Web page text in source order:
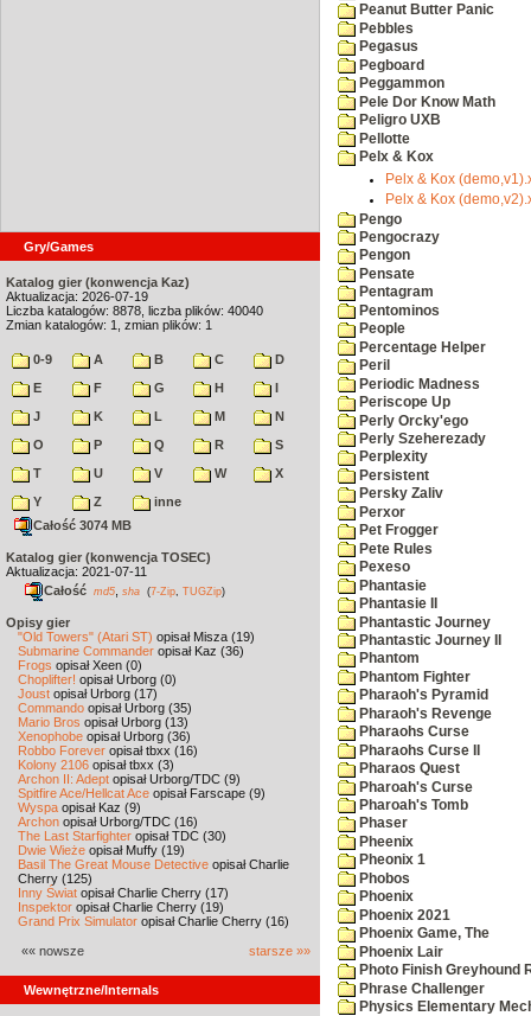
Gry/Games
Katalog gier (konwencja Kaz)
Aktualizacja: 2026-07-19
Liczba katalogów: 8878, liczba plików: 40040
Zmian katalogów: 1, zmian plików: 1
0-9 A B C
D
E
F G H
I
J
K L M
N
O
P Q R
S
T
U V W
X
Y
Z
inne
Całość 3074 MB
Katalog gier (konwencja TOSEC)
Aktualizacja: 2021-07-11
Całość md5 sha (7-Zip TUGZip)
Opisy gier
"Old Towers" (Atari ST) opisał Misza (19)
Submarine Commander opisał Kaz (36)
Frogs opisał Xeen (0)
Choplifter! opisał Urborg (0)
Joust opisał Urborg (17)
Commando opisał Urborg (35)
Mario Bros opisał Urborg (13)
Xenophobe opisał Urborg (36)
Robbo Forever opisał tbxx (16)
Kolony 2106 opisał tbxx (3)
Archon II: Adept opisał Urborg/TDC (9)
Spitfire Ace/Hellcat Ace opisał Farscape (9)
Wyspa opisał Kaz (9)
Archon opisał Urborg/TDC (16)
The Last Starfighter opisał TDC (30)
Dwie Wieże opisał Muffy (19)
Basil The Great Mouse Detective opisał Charlie
Cherry (125)
Inny Świat opisał Charlie Cherry (17)
Inspektor opisał Charlie Cherry (19)
Grand Prix Simulator opisał Charlie Cherry (16)
«« nowsze starsze »»
Wewnętrzne/Internals
Peanut Butter Panic
Pebbles
Pegasus
Pegboard
Peggammon
Pele Dor Know Math
Peligro UXB
Pellotte
Pelx & Kox
Pelx & Kox
Pelx & Kox
Pengo
Pengocrazy
Pengon
Pensate
Pentagram
Pentominos
People
Percentage Helper
Peril
Periodic Madness
Periscope Up
Perly Orcky'ego
Perly Szeherezady
Perplexity
Persistent
Persky Zaliv
Perxor
Pet Frogger
Pete Rules
Pexeso
Phantasie
Phantasie II
Phantastic Journey
Phantastic Journey II
Phantom
Phantom Fighter
Pharaoh's Pyramid
Pharaoh's Revenge
Pharaohs Curse
Pharaohs Curse II
Pharaos Quest
Pharoah's Curse
Pharoah's Tomb
Phaser
Pheenix
Pheonix 1
Phobos
Phoenix
Phoenix 2021
Phoenix Game, The
Phoenix Lair
Photo Finish Greyhound
Phrase Challenger
Physics Elementary